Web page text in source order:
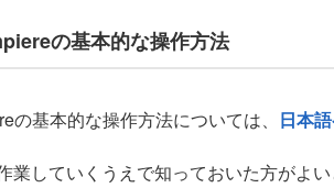
の基本的な操作方法
の基本的な操作方法については、 日本
業していくうえで知っておいた方がよい